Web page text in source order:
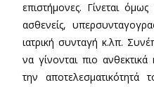
επιστήμονες. Γίνεται
ασθενείς,
ιατρική συνταγή κ.λπ.
να γίνονται πιο
την